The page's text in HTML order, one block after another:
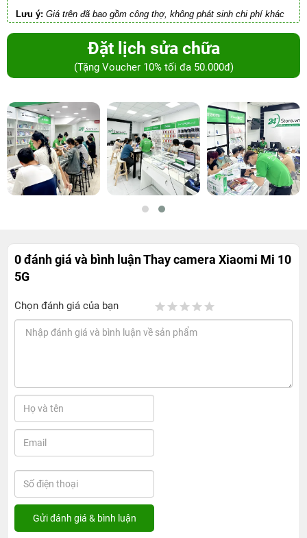
Lưu ý: Giá trên đã bao gồm công thợ, không phát sinh chi phí khác
Đặt lịch sửa chữa
(Tặng Voucher 10% tối đa 50.000đ)
0 đánh giá và bình luậnThay camera Xiaomi Mi 10
5G
Chọn đánh giá của bạn